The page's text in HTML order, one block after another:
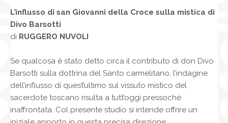
L’influsso di san Giovanni della Croce sulla mistica di
Divo Barsotti
di RUGGERO NUVOLI
Se qualcosa è stato detto circa il contributo di don Divo
Barsotti sulla dottrina del Santo carmelitano, l’indagine
dell’influsso di quest’ultimo sul vissuto mistico del
sacerdote toscano risulta a tutt’oggi pressoché
inaffrontata. Col presente studio si intende offrire un